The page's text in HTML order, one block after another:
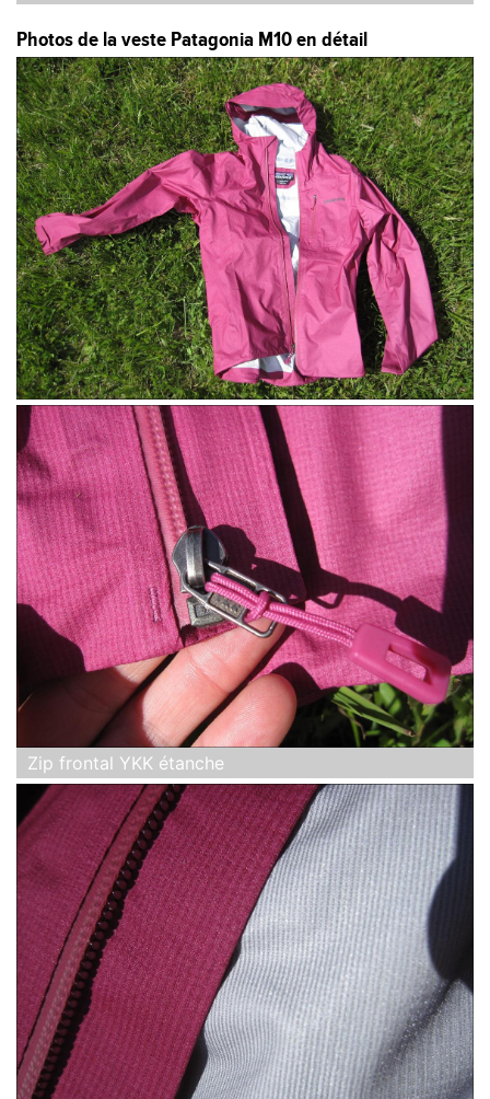
Photos de la veste Patagonia M10 en détail
Zip frontal YKK étanche